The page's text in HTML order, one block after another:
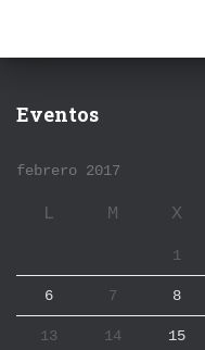
Eventos
febrero 2017
L M X
1
6 7 8
13 14 15